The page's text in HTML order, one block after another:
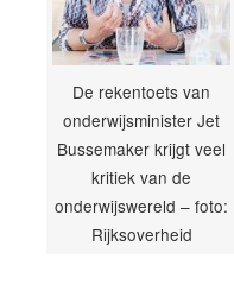
De rekentoets van
onderwijsminister Jet
Bussemaker krijgt veel
kritiek van de
onderwijswereld – foto:
Rijksoverheid